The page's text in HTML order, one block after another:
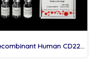
Recombinant Human CD22 Protein (His-tag)